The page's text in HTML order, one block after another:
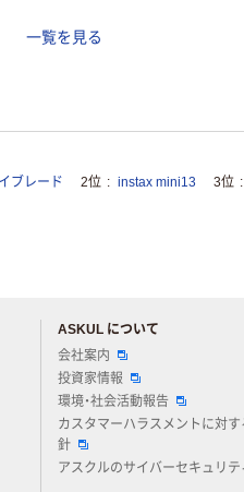
一覧を見る
ブレード 2位 instax mini13 3位
ASKUL について
会社案内
投資家情報
環境・社会活動報告
カスタマーハラスメントに対
針
アスクルのサイバーセキュリテ